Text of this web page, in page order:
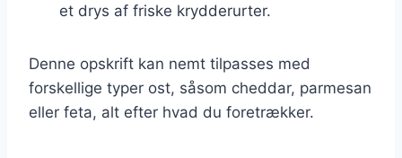
et drys af friske krydderurter.
Denne opskrift kan nemt tilpasses med
forskellige typer ost, såsom cheddar, parmesan
eller feta, alt efter hvad du foretrækker.